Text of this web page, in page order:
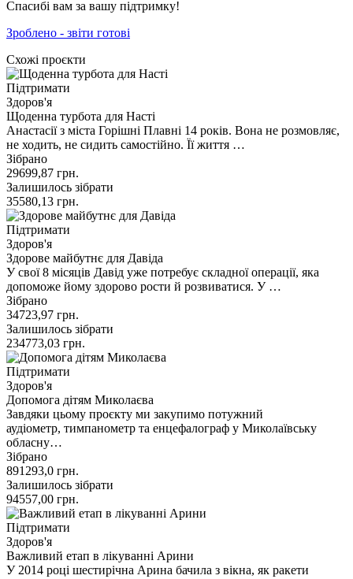
Спасибі вам за вашу підтримку!
Зроблено - звіти готові
Схожі проєкти
Підтримати
Здоров'я
Щоденна турбота для Насті
Анастасії з міста Горішні Плавні 14 років. Вона не розмовляє,
не ходить, не сидить самостійно. Її життя …
Зібрано
29699,87 грн.
Залишилось зібрати
35580,13 грн.
Підтримати
Здоров'я
Здорове майбутнє для Давіда
У свої 8 місяців Давід уже потребує складної операції, яка
допоможе йому здорово рости й розвиватися. У …
Зібрано
34723,97 грн.
Залишилось зібрати
234773,03 грн.
Підтримати
Здоров'я
Допомога дітям Миколаєва
Завдяки цьому проєкту ми закупимо потужний
аудіометр, тимпанометр та енцефалограф у Миколаївську
обласну…
Зібрано
891293,0 грн.
Залишилось зібрати
94557,00 грн.
Підтримати
Здоров'я
Важливий етап в лікуванні Арини
У 2014 році шестирічна Арина бачила з вікна, як ракети